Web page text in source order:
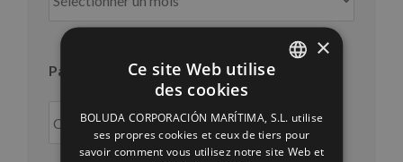
mois
Par an
ENGLISH
FRENCH
×
Ce site Web utilise
des cookies
BOLUDA CORPORACIÓN MARÍTIMA, S.L. utilise
ses propres cookies et ceux de tiers pour
savoir comment vous utilisez notre site Web et